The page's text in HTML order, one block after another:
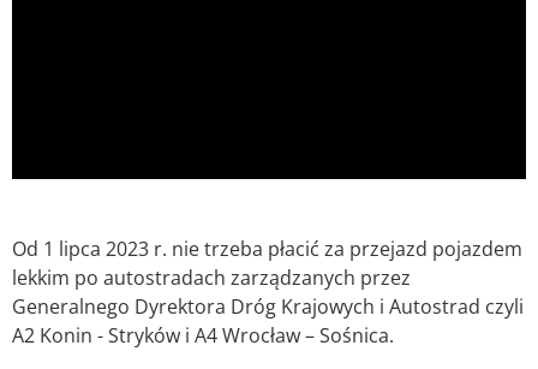
Od 1 lipca 2023 r. nie trzeba płacić za przejazd pojazdem
lekkim po autostradach zarządzanych przez
Generalnego Dyrektora Dróg Krajowych i Autostrad czyli
A2 Konin - Stryków i A4 Wrocław – Sośnica.